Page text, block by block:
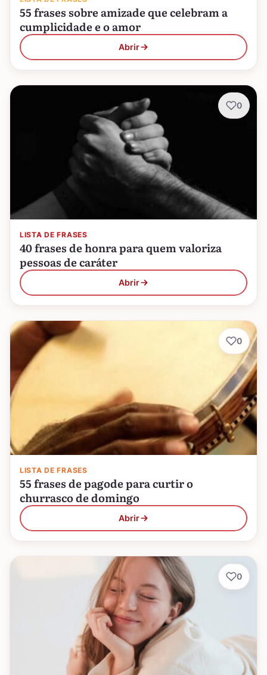
55 frases sobre amizade que celebram a
cumplicidade e o amor
Abrir
LISTA DE FRASES
40 frases de honra para quem valoriza
pessoas de caráter
Abrir
0
LISTA DE FRASES
55 frases de pagode para curtir o
churrasco de domingo
Abrir
0
0